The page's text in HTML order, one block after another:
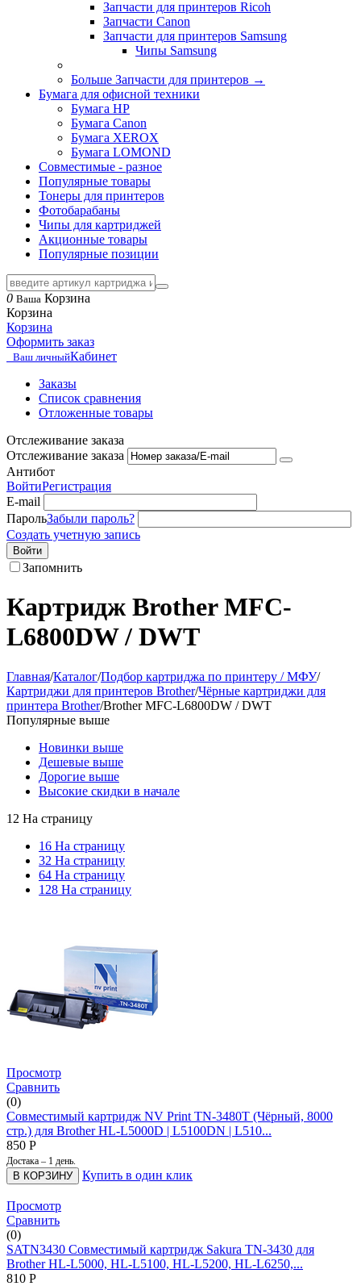
Запчасти для принтеров Ricoh
Запчасти Canon
Запчасти для принтеров Samsung
Чипы Samsung
Больше Запчасти для принтеров →
Бумага для офисной техники
Бумага HP
Бумага Canon
Бумага XEROX
Бумага LOMOND
Совместимые - разное
Популярные товары
Тонеры для принтеров
Фотобарабаны
Чипы для картриджей
Акционные товары
Популярные позиции
0 Ваша Корзина
Корзина
Корзина
Оформить заказ
Ваш личныйКабинет
Заказы
Список сравнения
Отложенные товары
Отслеживание заказа
Отслеживание заказа
Антибот
ВойтиРегистрация
E-mail
ПарольЗабыли пароль?
Создать учетную запись
Войти
Запомнить
Картридж Brother MFC-
L6800DW / DWT
Главная/Каталог/Подбор картриджа по принтеру / МФУ/
Картриджи для принтеров Brother/Чёрные картриджи для
принтера Brother/Brother MFC-L6800DW / DWT
Популярные выше
Новинки выше
Дешевые выше
Дорогие выше
Высокие скидки в начале
12 На страницу
16 На страницу
32 На страницу
64 На страницу
128 На страницу
Просмотр
Сравнить
(0)
Совместимый картридж NV Print TN-3480T (Чёрный, 8000
стр.) для Brother HL-L5000D | L5100DN | L510...
850 Р
Достака – 1 день.
В КОРЗИНУ Купить в один клик
Просмотр
Сравнить
(0)
SATN3430 Совместимый картридж Sakura TN-3430 для
Brother HL-L5000, HL-L5100, HL-L5200, HL-L6250,...
810 Р